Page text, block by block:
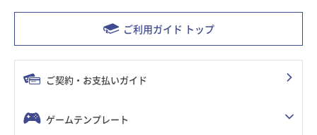
ご利用ガイド トップ
ご契約・お支払いガイド
ゲームテンプレート